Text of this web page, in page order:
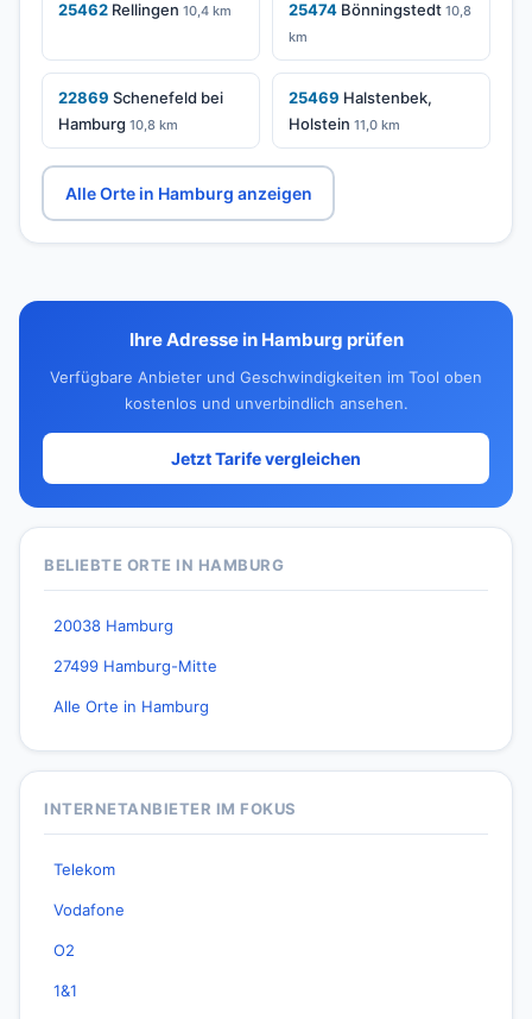
25462 Rellingen 10,4 km 25474 Bönningstedt 10,8
km
22869 Schenefeld bei
Hamburg 10,8 km
25469 Halstenbek,
Holstein 11,0 km
Alle Orte in Hamburg anzeigen
Ihre Adresse in Hamburg prüfen
Verfügbare Anbieter und Geschwindigkeiten im Tool oben
kostenlos und unverbindlich ansehen.
Jetzt Tarife vergleichen
BELIEBTE ORTE IN HAMBURG
20038 Hamburg
27499 Hamburg-Mitte
Alle Orte in Hamburg
INTERNETANBIETER IM FOKUS
Telekom
Vodafone
O2
1&1